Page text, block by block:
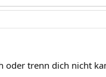
oder trenn dich nicht